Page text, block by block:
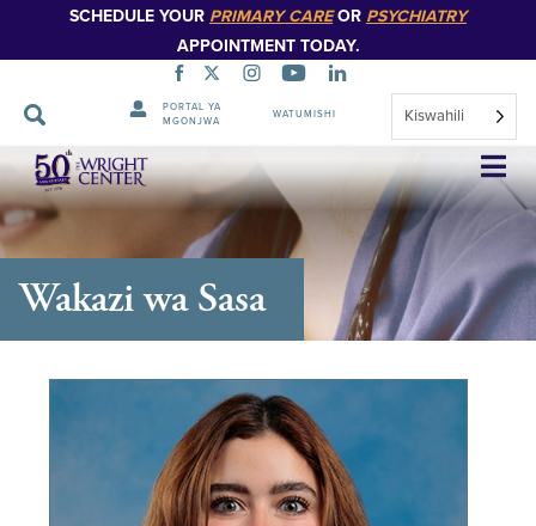
SCHEDULE YOUR PRIMARY CAREOR PSYCHIATRY
APPOINTMENT TODAY.
PORTAL YA
MGONJWA
WATUMISHI Kiswahili
Ruka
Urambazaji
Wakazi wa Sasa